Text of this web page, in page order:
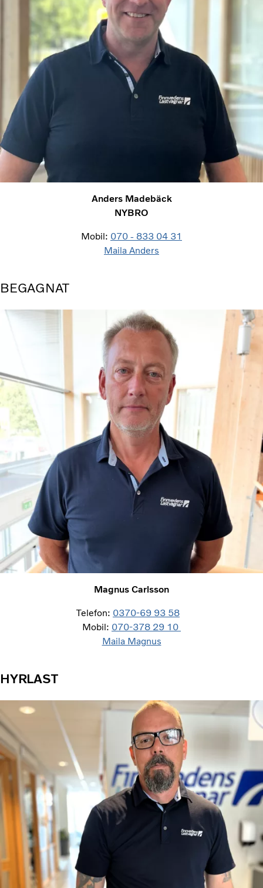
Anders Madebäck
NYBRO
Mobil: 070 - 833 04 31
Maila Anders
BEGAGNAT
Magnus Carlsson
Telefon: 0370-69 93 58
Mobil: 070-378 29 10
Maila Magnus
HYRLAST